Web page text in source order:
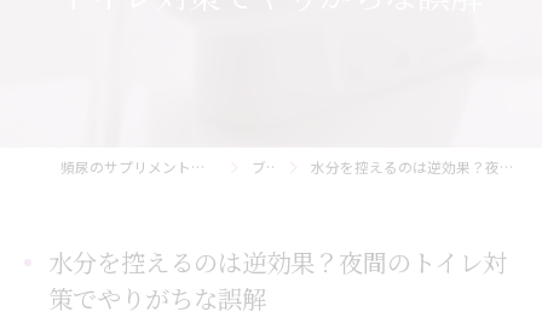
頻尿のサプリメントなら【まるわ快尿研究所】 ブログ 水分を控えるのは逆効果？夜間のトイレ対策でやりがちな誤解
水分を控えるのは逆効果？夜間のトイレ対
策でやりがちな誤解